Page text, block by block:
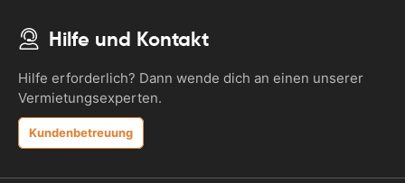
Hilfe und Kontakt
Hilfe erforderlich? Dann wende dich an einen unserer
Vermietungsexperten.
Kundenbetreuung